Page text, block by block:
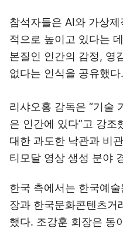
참석자들은 AI와 가상
적으로 높이고 있다는
본질인 인간의 감정, 영
없다는 인식을 공유했다.
리샤오홍 감독은 “기술
은 인간에 있다”고 강조
대한 과도한 낙관과 비
티모달 영상 생성 분야
한국 측에서는 한국예
장과 한국문화콘텐츠거
했다. 조강훈 회장은 동